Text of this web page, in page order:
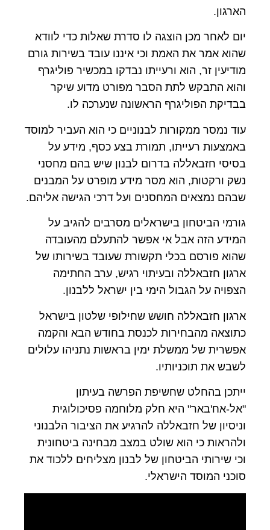
הארגון.
יום לאחר מכן הוצגה לו סדרת שאלות כדי לוודא
שהוא אמר את האמת וכי איננו עובד בשירות גורם
מודיעין זר, הוא ורעייתו נבדקו במכשיר פוליגרף
והוא התבקש לתת הסבר מפורט מדוע שיקר
בבדיקת הפוליגרף הראשונה שנערכה לו.
עוד נמסר ממקורות לבנוניים כי הוא העביר למוסד
באמצעות רעייתו, תמורת בצע כסף, מידע על
בסיסי חזבאללה בדרום לבנון שיש בהם מחסני
נשק ורקטות, הוא מסר מידע מופרט על המבנים
שבהם נמצאים המחסנים ועל דרכי הגישה אליהם.
גורמי הביטחון בישראלים מסרבים להגיב על
המידע הזה אבל אי אפשר להתעלם מהעובדה
שהוא פורסם בכלי תקשורת שעובד בשירותו של
ארגון חזבאללה ובעיתוי רגיש, ערב החתימה
הצפויה על הגבול הימי בין ישראל ללבנון.
ארגון חזבאללה חושש שחילופי שלטון בישראל
כתוצאה מהבחירות לכנסת בחודש הבא והקמה
אפשרית של ממשלת ימין בראשות נתניהו עלולים
לשבש את תוכניותיו.
ייתכן בהחלט שחשיפת הפרשה בעיתון
"אל-אח'באר" היא חלק מלוחמה פסיכולוגית
וניסיון של חזבאללה להרגיע את הציבור הלבנוני
ולהראות כי הוא שולט במצב מבחינה ביטחונית
וכי שירותי הביטחון של לבנון מצליחים ללכוד את
סוכני המוסד הישראלי.